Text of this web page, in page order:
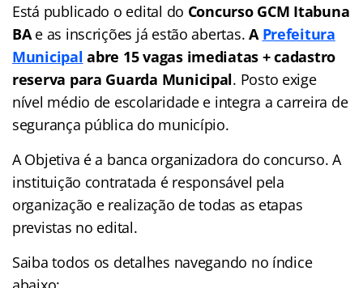
Está publicado o edital do Concurso GCM Itabuna
BAe as inscrições já estão abertas.A Prefeitura
Municipal abre 15 vagas imediatas + cadastro
reserva para Guarda Municipal. Posto exige
nível médio de escolaridade e integra a carreira de
segurança pública do município.
A Objetiva é a banca organizadora do concurso. A
instituição contratada é responsável pela
organização e realização de todas as etapas
previstas no edital.
Saiba todos os detalhes navegando no índice